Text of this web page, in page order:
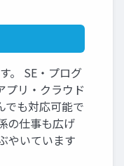
。 SE・プログ
プリ・クラウド
でも対応可能で
の仕事も広げ
やいています